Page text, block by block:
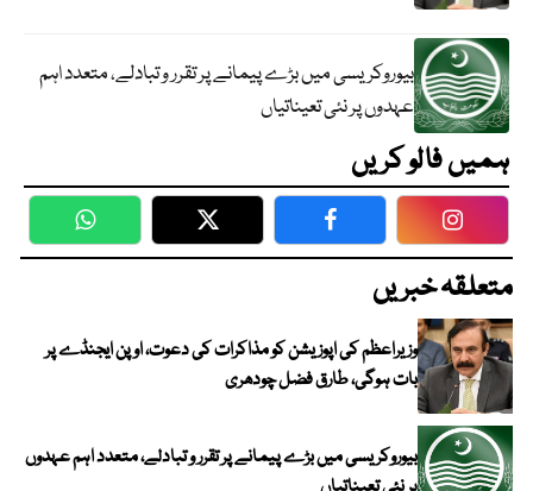
بیوروکریسی میں بڑے پیمانے پر تقرر و تبادلے، متعدد اہم
عہدوں پر نئی تعیناتیاں
ہمیں فالو کریں
WhatsApp Twitter Facebook
متعلقہ خبریں
وزیراعظم کی اپوزیشن کو مذاکرات کی دعوت، اوپن ایجنڈے پر
بات ہوگی، طارق فضل چودھری
بیوروکریسی میں بڑے پیمانے پر تقرر و تبادلے، متعدد اہم عہدوں